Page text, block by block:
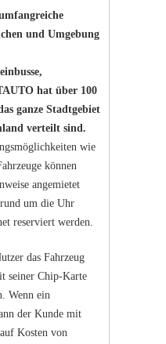
und Umgebung
hat über 100
ganze Stadtgebiet
verteilt sind.
wie
können
angemietet
um die Uhr
reserviert werden.
das Fahrzeug
seiner Chip-Karte
Wenn ein
der Kunde mit
Kosten von